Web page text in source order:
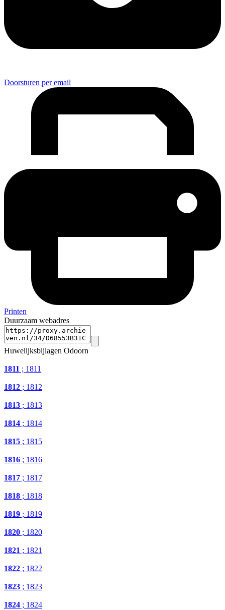
Doorsturen per email
Printen
Duurzaam webadres
Huwelijksbijlagen Odoorn
1811 ; 1811
1812 ; 1812
1813 ; 1813
1814 ; 1814
1815 ; 1815
1816 ; 1816
1817 ; 1817
1818 ; 1818
1819 ; 1819
1820 ; 1820
1821 ; 1821
1822 ; 1822
1823 ; 1823
1824 ; 1824